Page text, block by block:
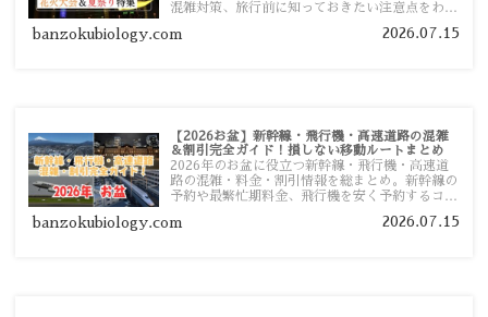
混雑対策、旅行前に知っておきたい注意点をわか
banzokubiology.com 2026.07.15
【2026お盆】新幹線・飛行機・高速道路の混雑
＆割引完全ガイド！損しない移動ルートまとめ
2026年のお盆に役立つ新幹線・飛行機・高速道
路の混雑・料金・割引情報を総まとめ。新幹線の
予約や最繁忙期料金、飛行機を安く予約するコ
い移動方法を分かりやすく解説します。
banzokubiology.com 2026.07.15